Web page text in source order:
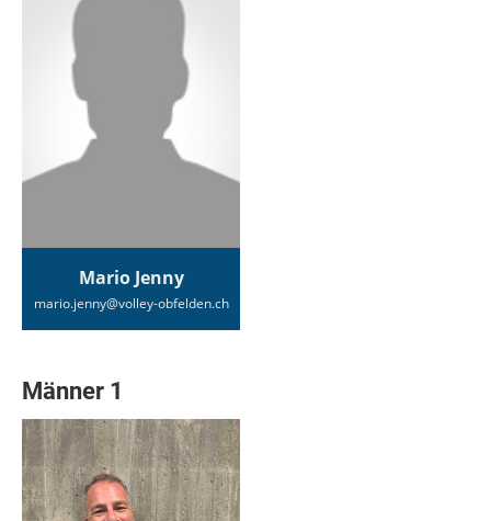
Mario Jenny
mario.jenny@volley-obfelden.ch
Männer 1